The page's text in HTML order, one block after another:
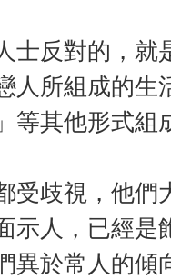
士反對的，
人所組成的
等其他形式
受歧視，他
示人，已經
異於常人的